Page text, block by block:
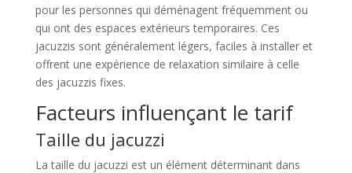
pour les personnes qui déménagent fréquemment ou
qui ont des espaces extérieurs temporaires. Ces
jacuzzis sont généralement légers, faciles à installer et
offrent une expérience de relaxation similaire à celle
des jacuzzis fixes.
Facteurs influençant le tarif
Taille du jacuzzi
La taille du jacuzzi est un élément déterminant dans